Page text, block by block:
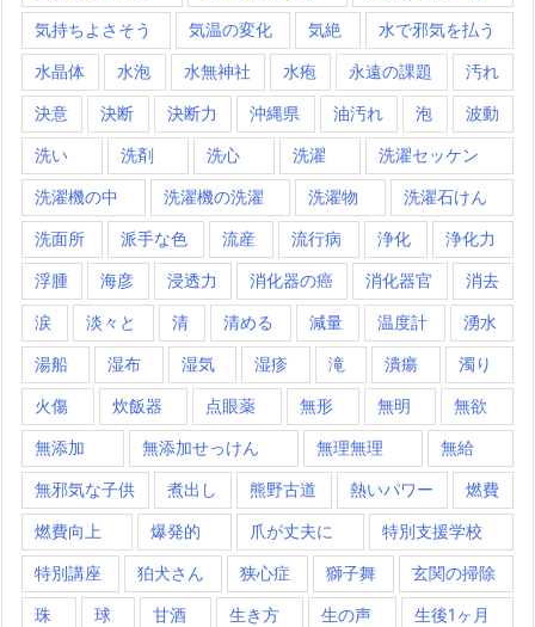
気持ちよさそう 気温の変化 気絶 水で邪気を払う
水晶体 水泡 水無神社 水疱 永遠の課題 汚れ
決意 決断 決断力 沖縄県 油汚れ 泡 波動
洗い 洗剤 洗心 洗濯 洗濯セッケン
洗濯機の中 洗濯機の洗濯 洗濯物 洗濯石けん
洗面所 派手な色 流産 流行病 浄化 浄化力
浮腫 海彦 浸透力 消化器の癌 消化器官 消去
涙 淡々と 清 清める 減量 温度計 湧水
湯船 湿布 湿気 湿疹 滝 潰瘍 濁り
火傷 炊飯器 点眼薬 無形 無明 無欲
無添加 無添加せっけん 無理無理 無給
無邪気な子供 煮出し 熊野古道 熱いパワー 燃費
燃費向上 爆発的 爪が丈夫に 特別支援学校
特別講座 狛犬さん 狭心症 獅子舞 玄関の掃除
珠 球 甘酒 生き方 生の声 生後1ヶ月